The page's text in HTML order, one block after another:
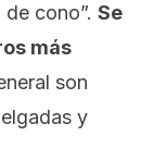
cono”. Se
más
son
y